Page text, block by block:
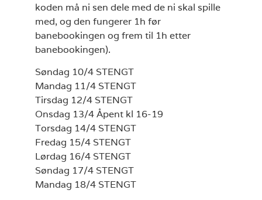
koden må ni sen dele med de ni skal spille
med, og den fungerer 1h før
banebookingen og frem til 1h etter
banebookingen).
Søndag 10/4 STENGT
Mandag 11/4 STENGT
Tirsdag 12/4 STENGT
Onsdag 13/4 Åpent kl 16-19
Torsdag 14/4 STENGT
Fredag 15/4 STENGT
Lørdag 16/4 STENGT
Søndag 17/4 STENGT
Mandag 18/4 STENGT